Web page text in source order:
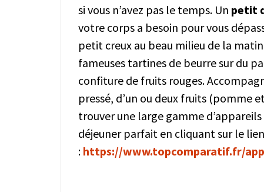
si vous n’avez pas le temps. Un petit
votre corps a besoin pour vous
petit creux au beau milieu de la
fameuses tartines de beurre sur du
confiture de fruits rouges.
pressé, d’un ou deux fruits (pomme
trouver une large gamme
déjeuner parfait en cliquant sur le
: https://www.topcomparatif.fr/